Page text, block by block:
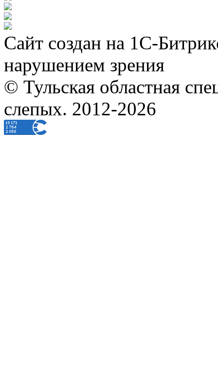
Сайт создан на 1С-
нарушением зрения
© Тульская областная
слепых. 2012-2026